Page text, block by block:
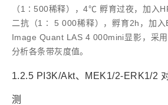
（1∶500稀释），4℃ 孵育过夜，加入
二抗（1∶ 5 000稀释），孵育2h，加入
Image Quant LAS 4 000mini显影，采
分析各条带灰度值。
1.2.5 PI3K/Akt、MEK1/2⁃ERK1/2
测